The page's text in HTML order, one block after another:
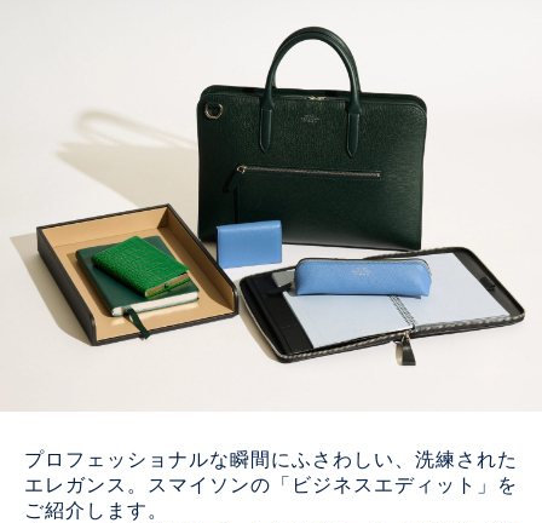
プロフェッショナルな瞬間にふさわしい、洗練された
エレガンス。スマイソンの「ビジネスエディット」を
ご紹介します。